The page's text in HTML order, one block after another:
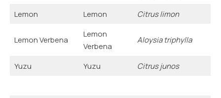
Lemon
Lemon Citrus limon
Lemon Verbena
Lemon
Verbena
Aloysia triphylla
Yuzu Yuzu Citrus junos